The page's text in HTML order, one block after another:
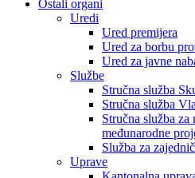
Ostali organi
Uredi
Ured premijera
Ured za borbu
Ured za javne
Službe
Stručna služba
Stručna služba
Stručna služba za
međunarodne
Služba za
Uprave